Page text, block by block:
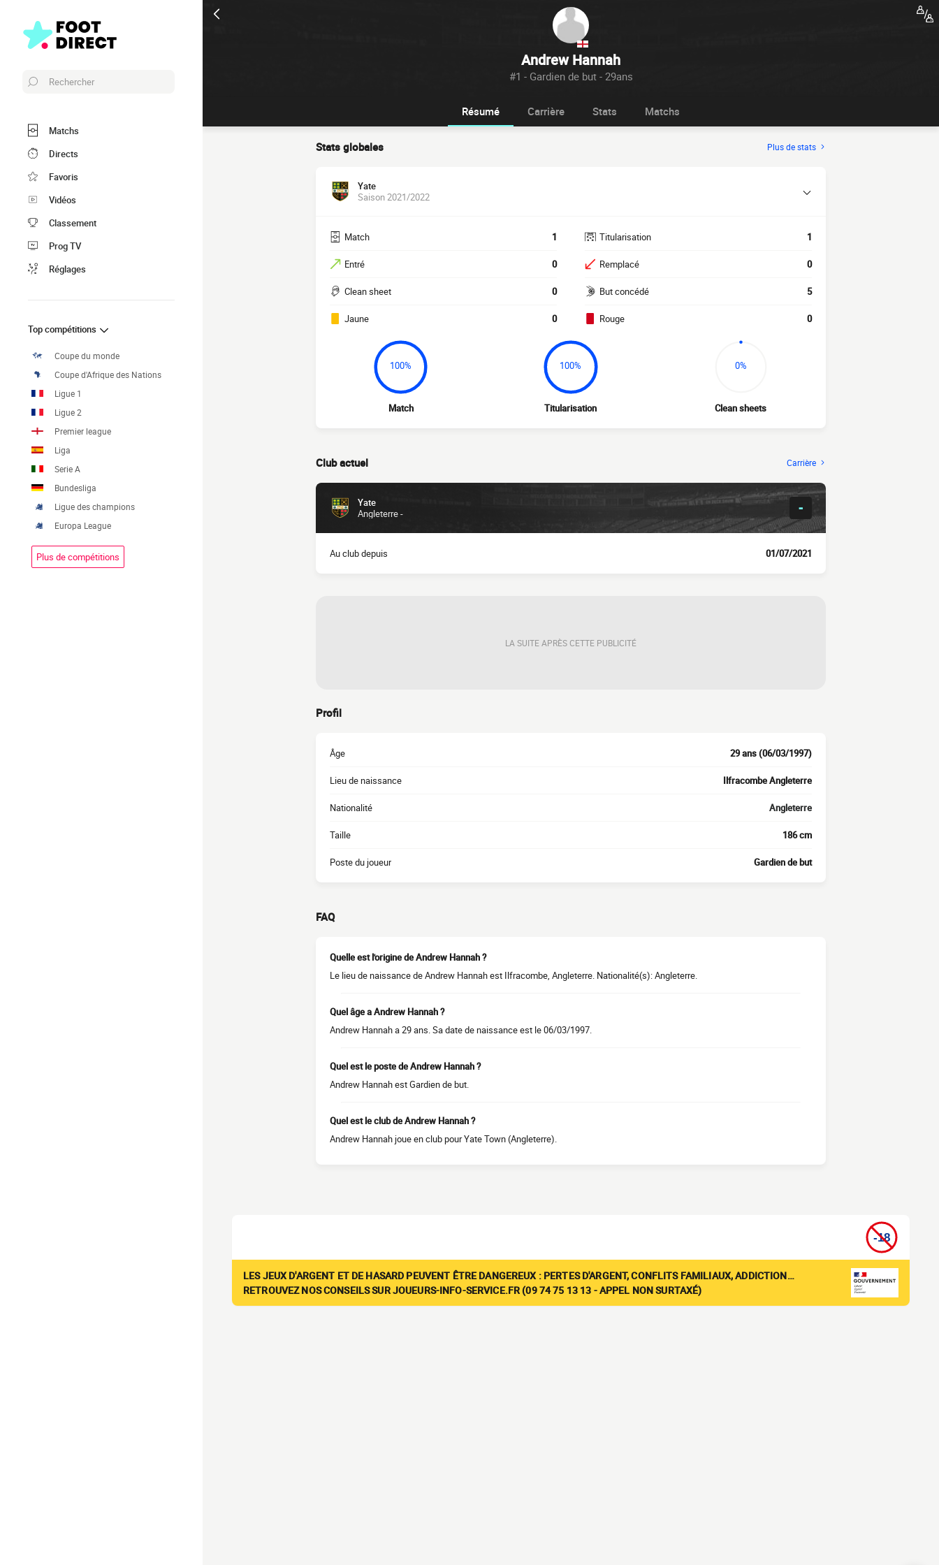
Andrew Hannah
#1 - Gardien de but - 29ans
Rechercher
Matchs
Directs
Favoris
Vidéos
Classement
Prog TV
Réglages
Top compétitions
Coupe du monde
Coupe d'Afrique des Nations
Ligue 1
Ligue 2
Premier league
Liga
Serie A
Bundesliga
Ligue des champions
Europa League
Plus de compétitions
Résumé Carrière Stats Matchs
Stats globales Plus de stats
Yate
Saison 2021/2022
Match 1
Entré 0
Clean sheet 0
Jaune 0
Titularisation 1
Remplacé 0
But concédé 5
Rouge 0
100%
Match
100%
Titularisation
0%
Clean sheets
Club actuel Carrière
Yate
Angleterre -
-
Au club depuis 01/07/2021
LA SUITE APRÈS CETTE PUBLICITÉ
Profil
Âge 29 ans (06/03/1997)
Lieu de naissance Ilfracombe Angleterre
Nationalité Angleterre
Taille 186 cm
Poste du joueur Gardien de but
FAQ
Quelle est l'origine de Andrew Hannah ?
Le lieu de naissance de Andrew Hannah est Ilfracombe, Angleterre. Nationalité(s): Angleterre.
Quel âge a Andrew Hannah ?
Andrew Hannah a 29 ans. Sa date de naissance est le 06/03/1997.
Quel est le poste de Andrew Hannah ?
Andrew Hannah est Gardien de but.
Quel est le club de Andrew Hannah ?
Andrew Hannah joue en club pour Yate Town (Angleterre).
LES JEUX D'ARGENT ET DE HASARD PEUVENT ÊTRE DANGEREUX : PERTES D'ARGENT, CONFLITS FAMILIAUX, ADDICTION…
RETROUVEZ NOS CONSEILS SUR JOUEURS-INFO-SERVICE.FR (09 74 75 13 13 - APPEL NON SURTAXÉ)